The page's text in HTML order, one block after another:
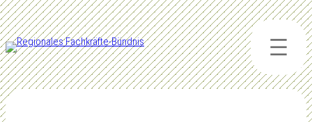
Zum
Inhalt
springen